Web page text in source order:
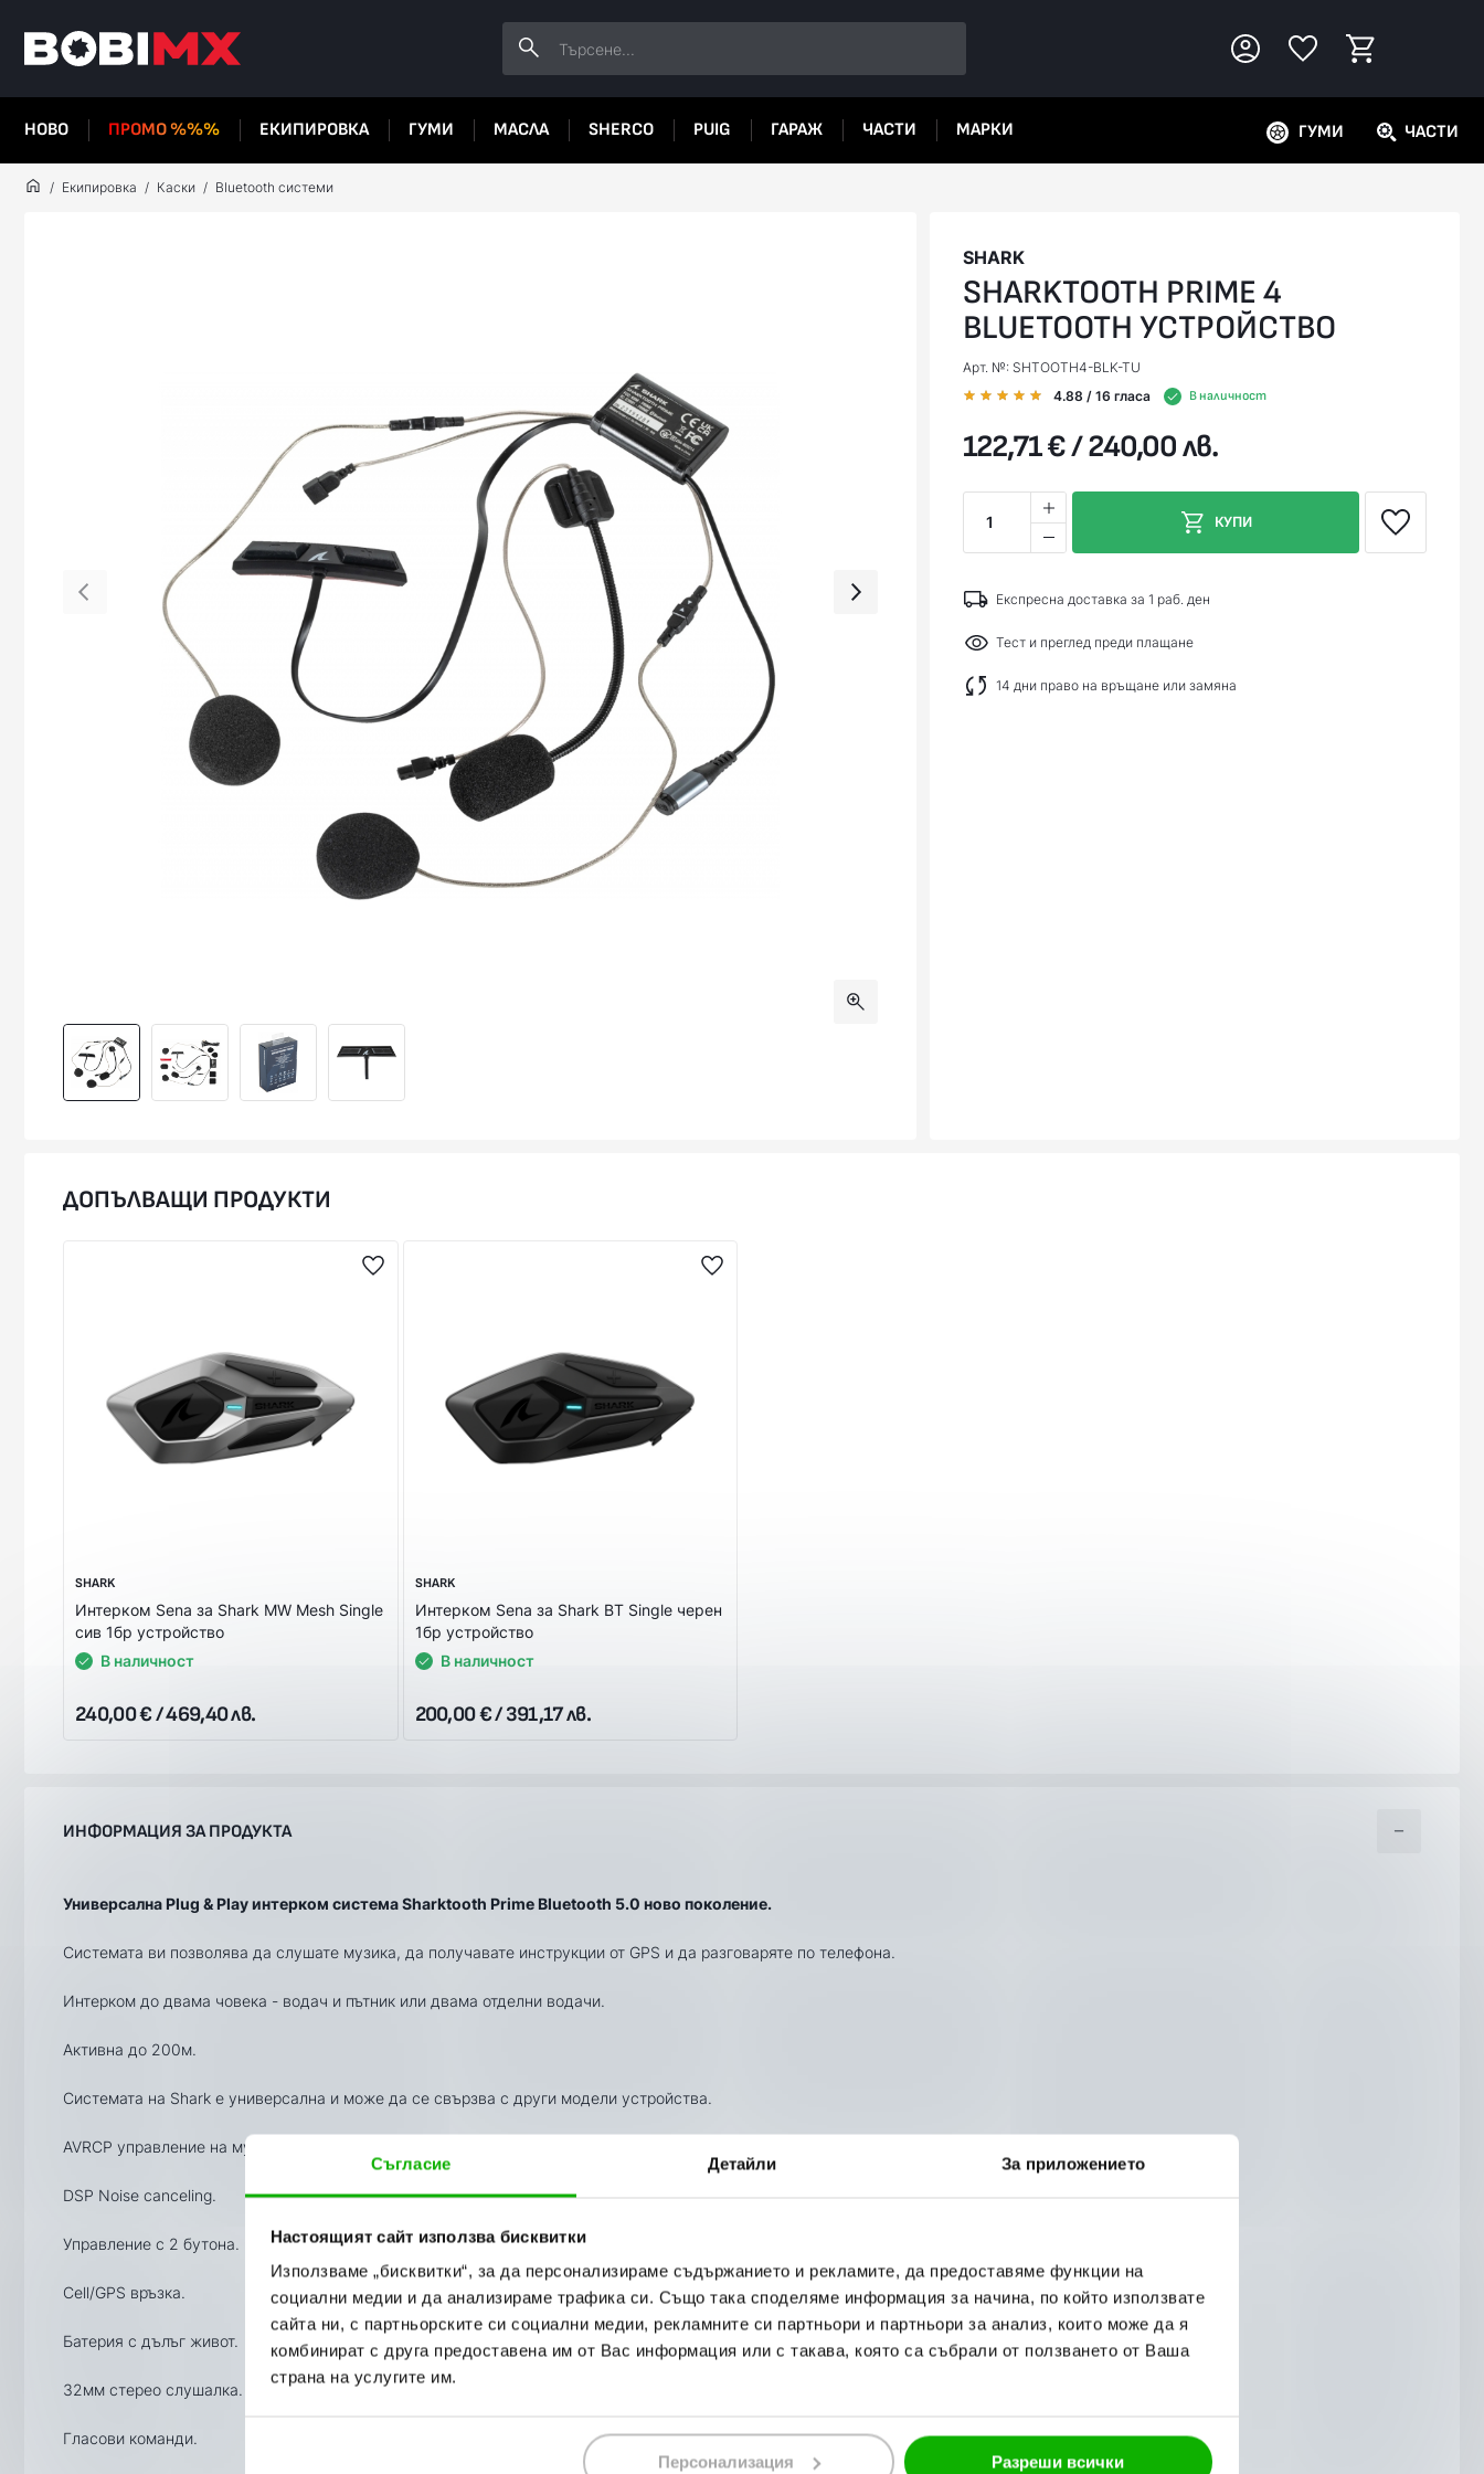
Съгласие Детайли За приложението
Настоящият сайт използва бисквитки
Използваме „бисквитки“, за да персонализираме съдържанието и рекламите, да предоставяме функции на
социални медии и да анализираме трафика си. Също така споделяме информация за начина, по който използвате
сайта ни, с партньорските си социални медии, рекламните си партньори и партньори за анализ, които може да я
комбинират с друга предоставена им от Вас информация или с такава, която са събрали от ползването от Ваша
страна на услугите им.
Персонализация Разреши всички
НОВО ПРОМО %%% ЕКИПИРОВКА ГУМИ МАСЛА SHERCO PUIG ГАРАЖ ЧАСТИ МАРКИ ГУМИ ЧАСТИ
Екипировка Каски Bluetooth системи
SHARK
SHARKTOOTH PRIME 4
BLUETOOTH УСТРОЙСТВО
Арт. №: SHTOOTH4-BLK-TU
4.88 / 16 гласа В наличност
122,71 € / 240,00 лв.
1 КУПИ
Експресна доставка за 1 раб. ден
Тест и преглед преди плащане
14 дни право на връщане или замяна
ДОПЪЛВАЩИ ПРОДУКТИ
SHARK
Интерком Sena за Shark MW Mesh Single
сив 1бр устройство
В наличност
240,00 € / 469,40 лв.
SHARK
Интерком Sena за Shark BT Single черен
1бр устройство
В наличност
200,00 € / 391,17 лв.
ИНФОРМАЦИЯ ЗА ПРОДУКТА
Универсална Plug & Play интерком система Sharktooth Prime Bluetooth 5.0 ново поколение.
Системата ви позволява да слушате музика, да получавате инструкции от GPS и да разговаряте по телефона.
Интерком до двама човека - водач и пътник или двама отделни водачи.
Активна до 200м.
Системата на Shark е универсална и може да се свързва с други модели устройства.
AVRCP управление на музиката.
DSP Noise canceling.
Управление с 2 бутона.
Cell/GPS връзка.
Батерия с дълъг живот.
32мм стерео слушалка.
Гласови команди.